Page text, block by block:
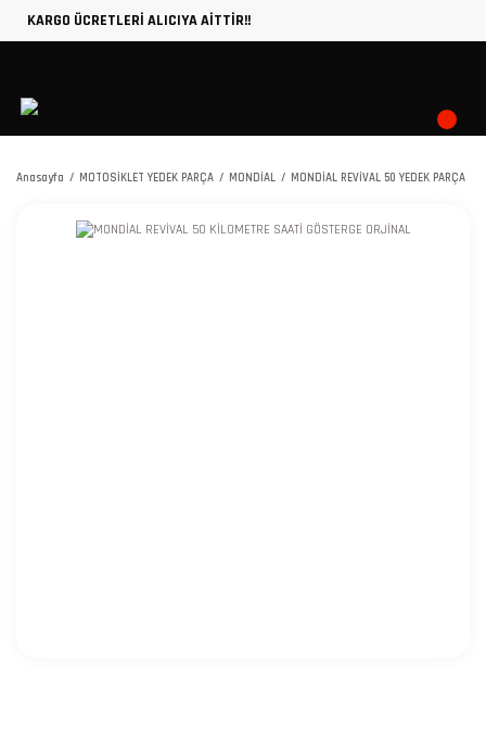
KARGO ÜCRETLERİ ALICIYA AİTTİR!!
Anasayfa MOTOSİKLET YEDEK PARÇA MONDİAL MONDİAL REVİVAL 50 YEDEK PARÇA